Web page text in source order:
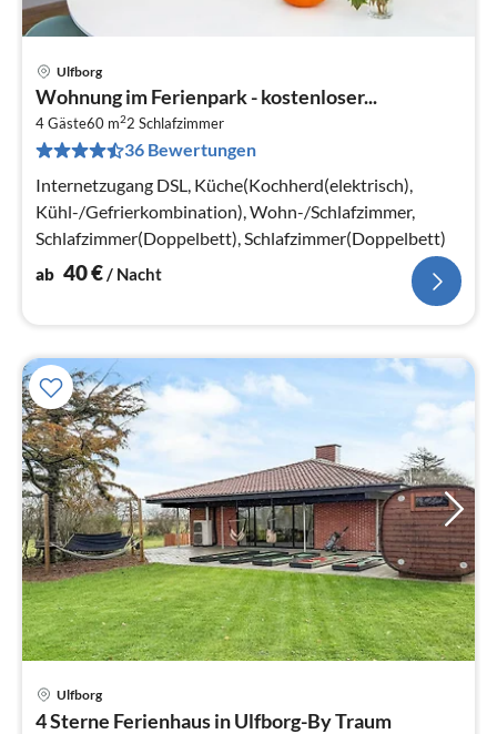
Ulfborg
Wohnung im Ferienpark - kostenloser...
4 Gäste60 m22 Schlafzimmer
36 Bewertungen
Internetzugang DSL, Küche(Kochherd(elektrisch),
Kühl-/Gefrierkombination), Wohn-/Schlafzimmer,
Schlafzimmer(Doppelbett), Schlafzimmer(Doppelbett)
ab 40€/ Nacht
Ulfborg
4 Sterne Ferienhaus in Ulfborg-By Traum